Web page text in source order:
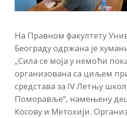
На Правном факултету
Београду одржана је
„Сила се моја у немоћи
организована са циљем
средстава за IV Летњу
Поморавље“, намењену
Косову и Метохији.